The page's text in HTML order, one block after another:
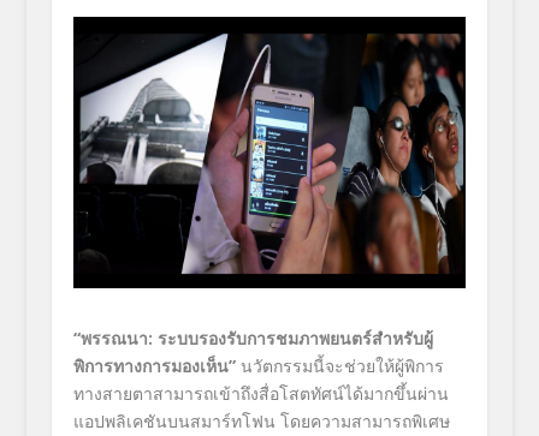
“พรรณนา: ระบบรองรับการชมภาพยนตร์สำหรับผู้
พิการทางการมองเห็น” นวัตกรรมนี้จะช่วยให้ผู้พิการ
ทางสายตาสามารถเข้าถึงสื่อโสตทัศน์ได้มากขึ้นผ่าน
แอปพลิเคชันบนสมาร์ทโฟน โดยความสามารถพิเศษ